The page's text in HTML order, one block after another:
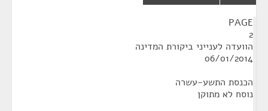
PAGE
2
הוועדה לענייני ביקורת המדינה
06/01/2014
הכנסת התשע-עשרה
נוסח לא מתוקן